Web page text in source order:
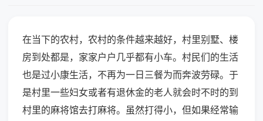
在当下的农村，农村的条件越来越好，村里别墅、楼
房到处都是，家家户户几乎都有小车。村民们的生活
也是过小康生活，不再为一日三餐为而奔波劳碌。于
是村里一些妇女或者有退休金的老人就会时不时的到
村里的麻将馆去打麻将。虽然打得小，但如果经常输